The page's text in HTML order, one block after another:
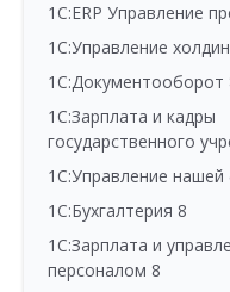
1С:ERP Управление
1С:Управление
1С:Документооборот
1С:Зарплата и кадры
государственного
1С:Управление
1С:Бухгалтерия 8
1С:Зарплата и
персоналом 8